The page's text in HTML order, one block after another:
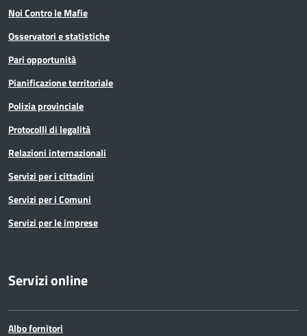
Noi Contro le Mafie
Osservatori e statistiche
Pari opportunità
Pianificazione territoriale
Polizia provinciale
Protocolli di legalità
Relazioni internazionali
Servizi per i cittadini
Servizi per i Comuni
Servizi per le imprese
Servizi online
Albo fornitori